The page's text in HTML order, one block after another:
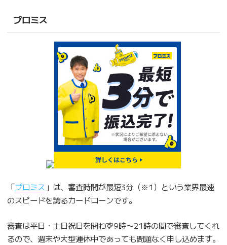
プロミス
「プロミス 」は、審査時間が最短3分（※1）という業界最速
のスピードを誇るカードローンです。
審査は平日・土日祝日を問わず9時〜21時の間で審査してくれ
るので、週末や大型連休中であっても問題なく申し込めます。